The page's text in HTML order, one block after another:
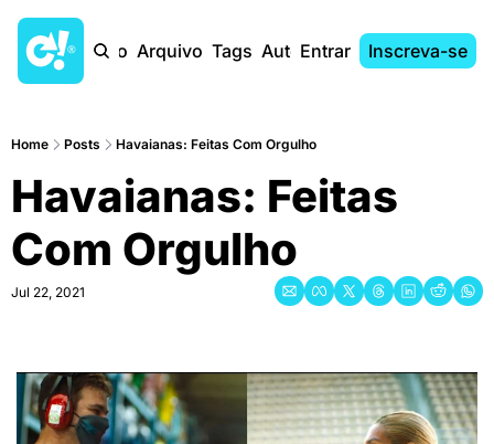
Início Arquivo Tags AutoresEntrar Inscreva-se
Home Posts Havaianas: Feitas Com Orgulho
Havaianas: Feitas
Com Orgulho
Jul 22, 2021